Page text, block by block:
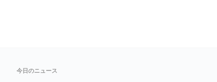
今日のニュース